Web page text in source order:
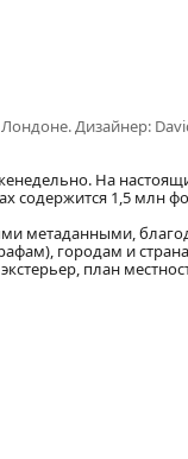
Дизайнер:
На
содержится 1,5 млн
метаданными,
городам и
план